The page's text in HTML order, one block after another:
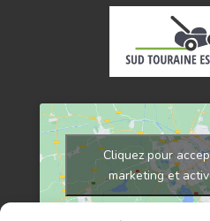
Cliquez pour
marketing et